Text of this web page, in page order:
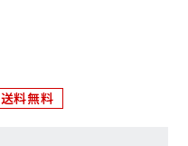
送料無料